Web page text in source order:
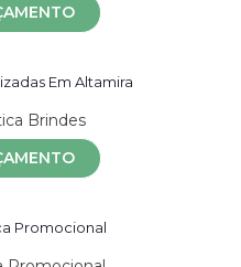
Brindes